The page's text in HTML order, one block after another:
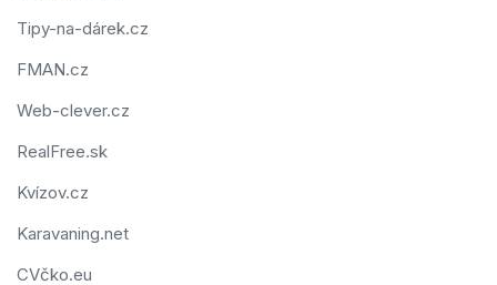
Tipy-na-dárek.cz
FMAN.cz
Web-clever.cz
RealFree.sk
Kvízov.cz
Karavaning.net
CVčko.eu